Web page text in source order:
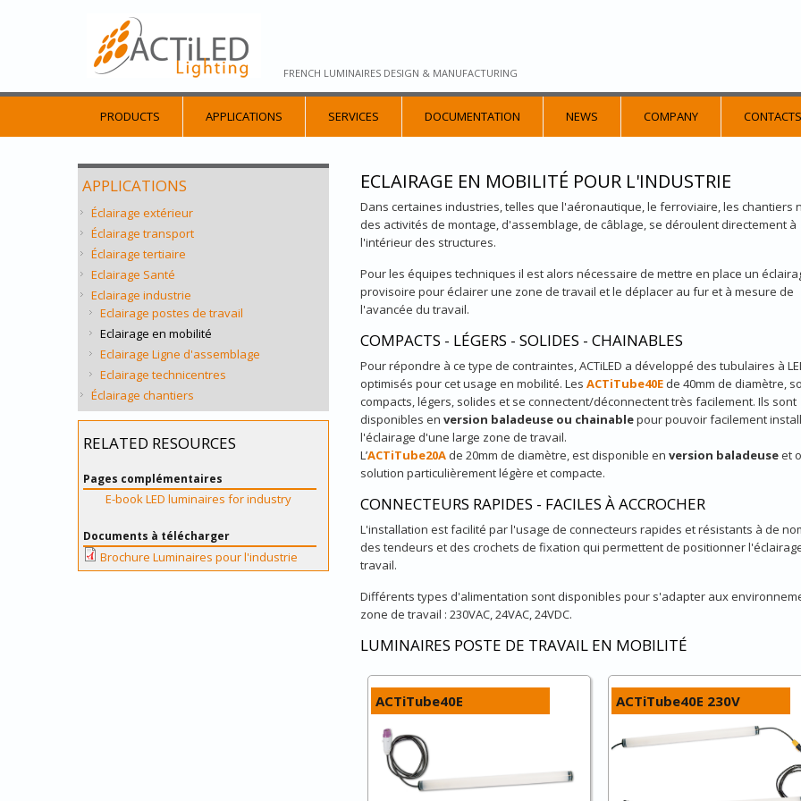
FRENCH LUMINAIRES DESIGN & MANUFACTURING
PRODUCTS APPLICATIONS SERVICES DOCUMENTATION NEWS COMPANY CONTACTS
ECLAIRAGE EN MOBILITÉ POUR L'INDUSTRIE
Dans certaines industries, telles que l'aéronautique, le ferroviaire, les chantiers
des activités de montage, d'assemblage, de câblage, se déroulent directement à
l'intérieur des structures.
Pour les équipes techniques il est alors nécessaire de mettre en place un
provisoire pour éclairer une zone de travail et le déplacer au fur et à mesure de
l'avancée du travail.
COMPACTS - LÉGERS - SOLIDES - CHAINABLES
Pour répondre à ce type de contraintes, ACTiLED a développé des tubulaires à
optimisés pour cet usage en mobilité. Les ACTiTube40E de 40mm de diamètre,
compacts, légers, solides et se connectent/déconnectent très facilement. Ils sont
disponibles en version baladeuse ou chainablepour pouvoir facilement
l'éclairage d'une large zone de travail.
L’ACTiTube20Ade 20mm de diamètre, est disponible en version baladeuseet
solution particulièrement légère et compacte.
CONNECTEURS RAPIDES - FACILES À ACCROCHER
L'installation est facilité par l'usage de connecteurs rapides et résistants à de
des tendeurs et des crochets de fixation qui permettent de positionner
travail.
Différents types d'alimentation sont disponibles pour s'adapter aux
zone de travail : 230VAC, 24VAC, 24VDC.
LUMINAIRES POSTE DE TRAVAIL EN MOBILITÉ
ACTiTube40E ACTiTube40E 230V
APPLICATIONS
Éclairage extérieur
Éclairage transport
Éclairage tertiaire
Eclairage Santé
Eclairage industrie
Eclairage postes de travail
Eclairage en mobilité
Eclairage Ligne d'assemblage
Eclairage technicentres
Éclairage chantiers
RELATED RESOURCES
Pages complémentaires
E-book LED luminaires for industry
Documents à télécharger
Brochure Luminaires pour l'industrie